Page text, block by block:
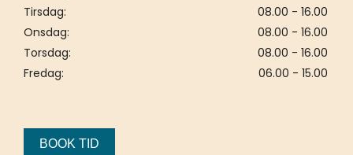
Tirsdag:
08.00 - 16.00
Onsdag:
08.00 - 16.00
Torsdag:
08.00 - 16.00
Fredag:
06.00 - 15.00
BOOK TID